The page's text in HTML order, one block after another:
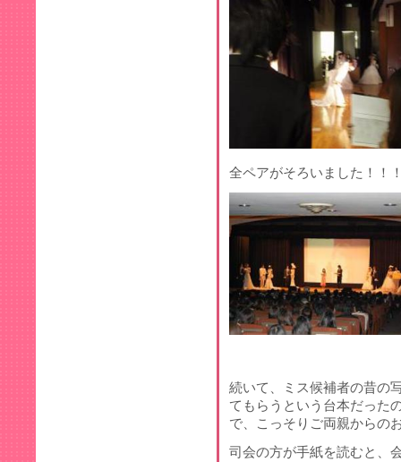
全ペアがそろいました！！
続いて、ミス候補者の昔の
てもらうという台本だった
で、こっそりご両親からの
司会の方が手紙を読むと、